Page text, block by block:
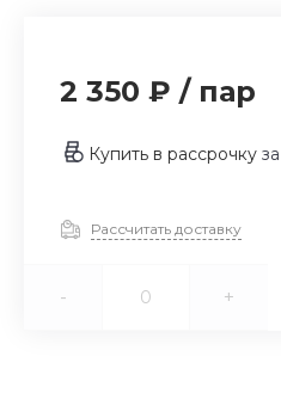
2 350 ₽ / пар
Купить в рассрочку за
Рассчитать доставку
- +